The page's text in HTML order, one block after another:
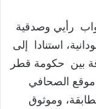
رأيي وصدقية
استنادا إلى
بين حكومة قطر
موقع الصحافي
وموثوق